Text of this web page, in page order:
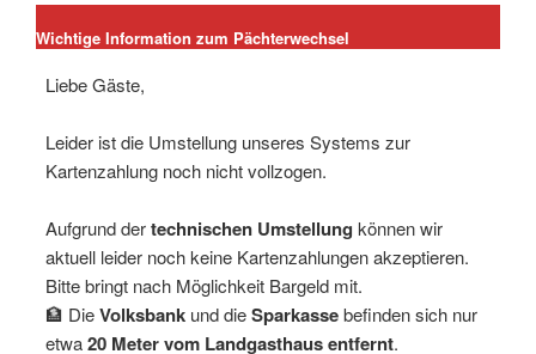
Wichtige Information zum Pächterwechsel
Liebe Gäste,
Leider ist die Umstellung unseres Systems zur
Kartenzahlung noch nicht vollzogen.
Aufgrund dertechnischen Umstellung können wir
aktuell leider noch keine Kartenzahlungen akzeptieren.
Bitte bringt nach Möglichkeit Bargeld mit.
🏦 DieVolksbankund dieSparkassebefinden sich nur
etwa20 Meter vom Landgasthaus entfernt.